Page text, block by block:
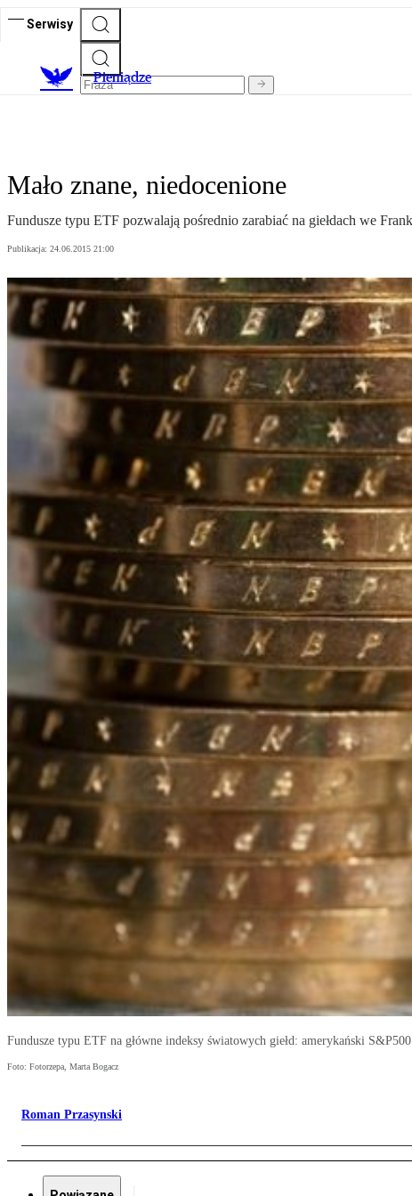
Serwisy
Pieniądze
Mało znane, niedocenione
Fundusze typu ETF pozwalają pośrednio zarabiać na giełdach we
Publikacja: 24.06.2015 21:00
Fundusze typu ETF na główne indeksy światowych giełd: amerykański
Foto: Fotorzepa, Marta Bogacz
Roman Przasynski